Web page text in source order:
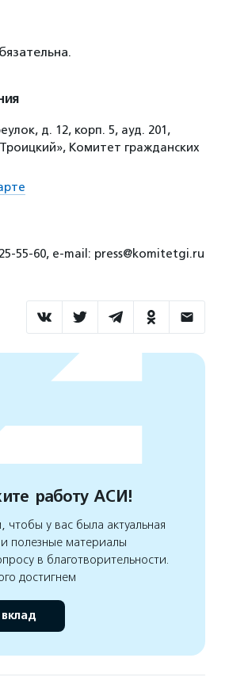
д. 12, корп. 5, ауд. 201,
Комитет гражданских
55-60, e-mail: press@komitetgi.ru
работу АСИ!
у вас была актуальная
полезные материалы
в благотворительности.
достигнем